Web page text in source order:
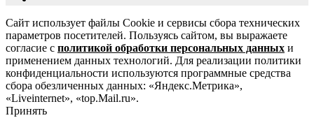
Сайт использует файлы Cookie и сервисы сбора технических
параметров посетителей. Пользуясь сайтом, вы выражаете
согласие с политикой обработки персональных данных и
применением данных технологий. Для реализации политики
конфиденциальности используются программные средства
сбора обезличенных данных: «Яндекс.Метрика»,
«Liveinternet», «top.Mail.ru».
Принять